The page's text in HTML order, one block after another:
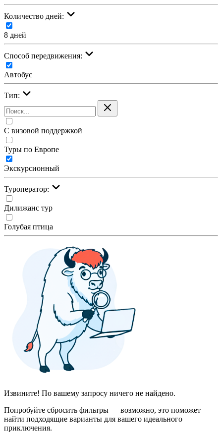
Количество дней:
8 дней
Cпособ передвижения:
Автобус
Тип:
С визовой поддержкой
Туры по Европе
Экскурсионный
Туроператор:
Дилижанс тур
Голубая птица
Извините! По вашему запросу ничего не найдено.
Попробуйте сбросить фильтры — возможно, это поможет
найти подходящие варианты для вашего идеального
приключения.